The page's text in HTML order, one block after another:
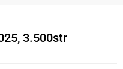
3.500str